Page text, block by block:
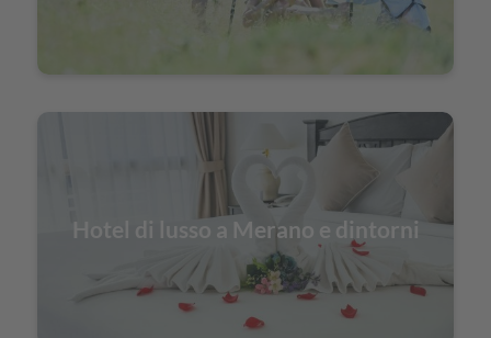
Hotel di lusso a Merano e dintorni